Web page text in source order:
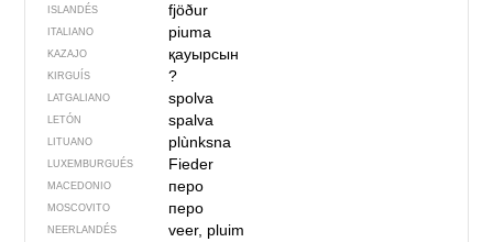
ISLANDÉS fjöður
ITALIANO piuma
KAZAJO қауырсын
KIRGUÍS ?
LATGALIANO spolva
LETÓN spalva
LITUANO plùnksna
LUXEMBURGUÉS Fieder
MACEDONIO перо
MOSCOVITO перо
NEERLANDÉS veer, pluim